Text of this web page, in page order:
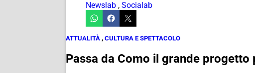
Newslab , Socialab
ATTUALITÀ , CULTURA E SPETTACOLO
Passa da Como il grande